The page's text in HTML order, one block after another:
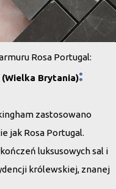
Rosa Portugal:
(Wielka Brytania):
zastosowano
jak Rosa Portugal.
luksusowych sal i
królewskiej, znanej